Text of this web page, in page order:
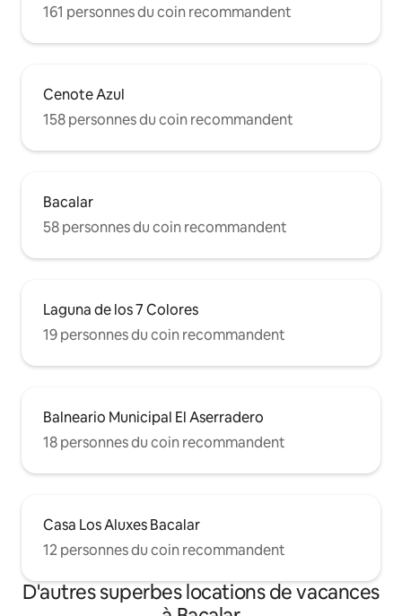
161 personnes du coin recommandent
Cenote Azul
158 personnes du coin recommandent
Bacalar
58 personnes du coin recommandent
Laguna de los 7 Colores
19 personnes du coin recommandent
Balneario Municipal El Aserradero
18 personnes du coin recommandent
Casa Los Aluxes Bacalar
12 personnes du coin recommandent
D'autres superbes locations de vacances